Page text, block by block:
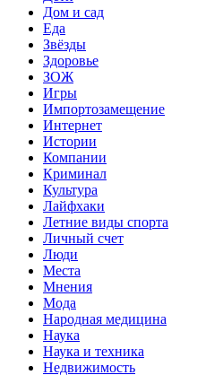
Дом и сад
Еда
Звёзды
Здоровье
ЗОЖ
Игры
Импортозамещение
Интернет
Истории
Компании
Криминал
Культура
Лайфхаки
Летние виды спорта
Личный счет
Люди
Места
Мнения
Мода
Народная медицина
Наука
Наука и техника
Недвижимость